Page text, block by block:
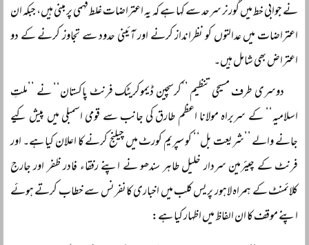
نے جوابی خط میں گورنر سرحد سے کہا ہے کہ یہ اعتراضات غلط فہمی پر مبنی ہیں، جبکہ ان
اعتراضات میں عدالتوں کو نظرانداز کرنے اور آئینی حدود سے تجاوز کرنے کے دو
اعتراض بھی شامل ہیں۔
دوسری طرف مسیحی تنظیم ’’کرسچین ڈیموکریٹک فرنٹ پاکستان‘‘ نے ’’ملتِ
اسلامیہ‘‘ کے سربراہ مولانا اعظم طارق کی جانب سے قومی اسمبلی میں پیش کیے
جانے والے ’’شریعت بل‘‘ کو سپریم کورٹ میں چیلنج کرنے کا اعلان کیا ہے۔ اور
فرنٹ کے چیئرمین سردار خلیل طاہر سندھو نے اپنے رفقاء فادر ظفر اور جارج
کلائمنٹ کے ہمراہ لاہور پریس کلب میں اخباری کانفرنس سے خطاب کرتے ہوئے
اپنے موقف کا ان الفاظ میں اظہار کیا ہے: